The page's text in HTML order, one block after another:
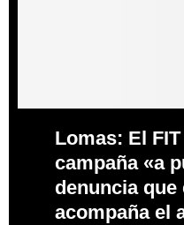
Lomas: El
campaña «a
denuncia
acompaña el